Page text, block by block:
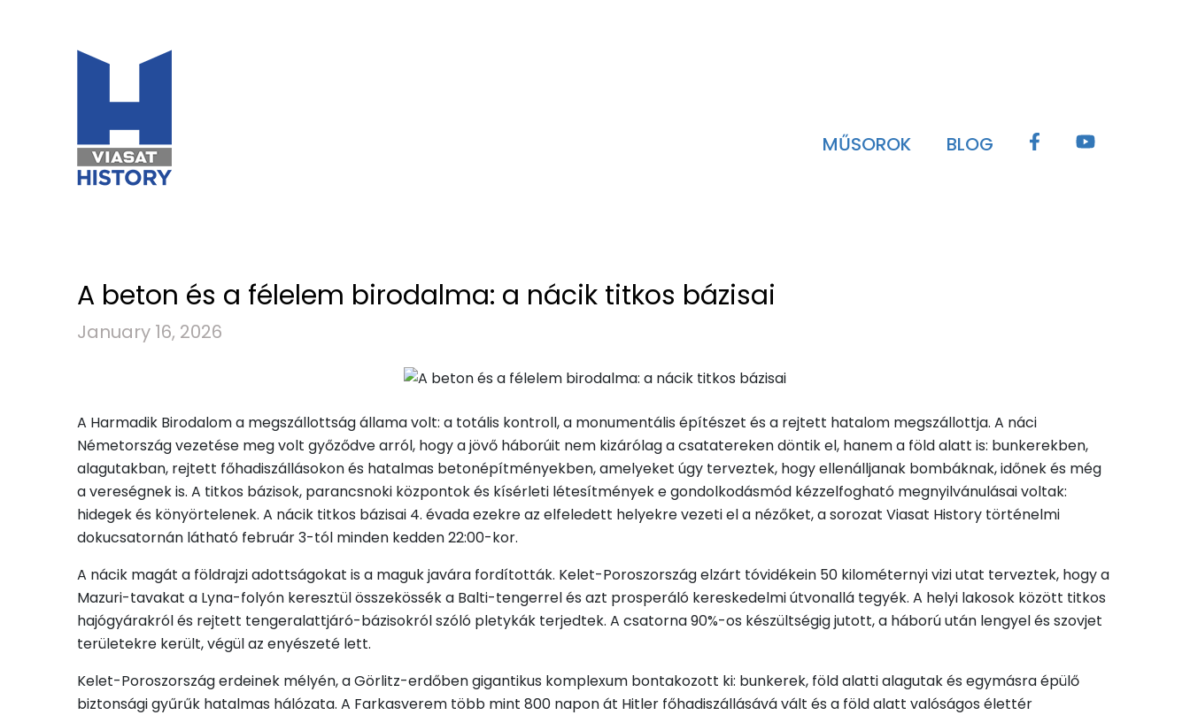
MŰSOROK BLOG
A beton és a félelem birodalma: a nácik titkos bázisai
January 16, 2026
A Harmadik Birodalom a megszállottság állama volt: a totális kontroll, a monumentális építészet és a rejtett hatalom megszállottja. A náci
Németország vezetése meg volt győződve arról, hogy a jövő háborúit nem kizárólag a csatatereken döntik el, hanem a föld alatt is: bunkerekben,
alagutakban, rejtett főhadiszállásokon és hatalmas betonépítményekben, amelyeket úgy terveztek, hogy ellenálljanak bombáknak, időnek és még
a vereségnek is. A titkos bázisok, parancsnoki központok és kísérleti létesítmények e gondolkodásmód kézzelfogható megnyilvánulásai voltak:
hidegek és könyörtelenek. A nácik titkos bázisai 4. évada ezekre az elfeledett helyekre vezeti el a nézőket, a sorozat Viasat History történelmi
dokucsatornán látható február 3-tól minden kedden 22:00-kor.
A nácik magát a földrajzi adottságokat is a maguk javára fordították. Kelet-Poroszország elzárt tóvidékein 50 kilométernyi vizi utat terveztek, hogy a
Mazuri-tavakat a Lyna-folyón keresztül összekössék a Balti-tengerrel és azt prosperáló kereskedelmi útvonallá tegyék. A helyi lakosok között titkos
hajógyárakról és rejtett tengeralattjáró-bázisokról szóló pletykák terjedtek. A csatorna 90%-os készültségig jutott, a háború után lengyel és szovjet
területekre került, végül az enyészeté lett.
Kelet-Poroszország erdeinek mélyén, a Görlitz-erdőben gigantikus komplexum bontakozott ki: bunkerek, föld alatti alagutak és egymásra épülő
biztonsági gyűrűk hatalmas hálózata. A Farkasverem több mint 800 napon át Hitler főhadiszállásává vált és a föld alatt valóságos élettér